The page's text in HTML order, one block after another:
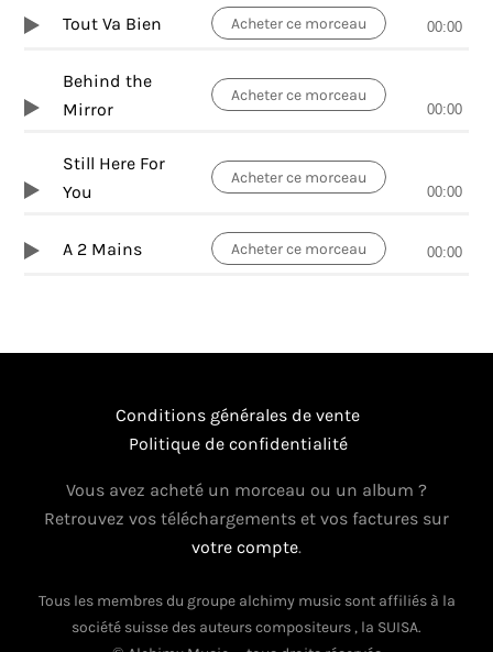
Acheter ce morceau
Tout Va Bien 00:00
Acheter ce morceau
Behind the
Mirror
00:00
Acheter ce morceau
Still Here For
You
00:00
Acheter ce morceau
A 2 Mains 00:00
Conditions générales de vente
Politique de confidentialité
Vous avez acheté un morceau ou un album ?
Retrouvez vos téléchargements et vos factures sur
votre compte.
Tous les membres du groupe alchimy music sont affiliés à la
société suisse des auteurs compositeurs , la SUISA.